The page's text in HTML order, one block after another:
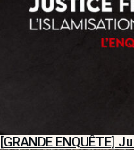
[GRANDE ENQUÊTE]